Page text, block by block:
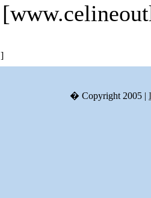
]
� Copyright 2005 |